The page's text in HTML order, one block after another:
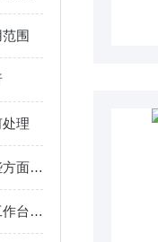
围
理
原位硅油冻干机的结果和哪些方面有关
微观世界的守护者——超净工作台在现代实验室的革新应用